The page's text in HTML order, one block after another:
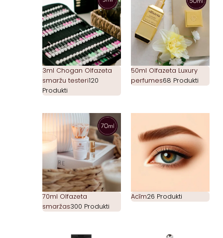
3ml Chogan Olfazeta
smaržu testeri120
Produkti
50ml Olfazeta Luxury
perfumes68 Produkti
70ml Olfazeta
smaržas300 Produkti
Acīm26 Produkti